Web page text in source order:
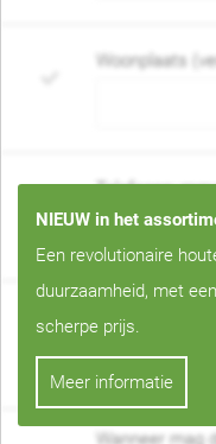
Woonplaats
E-mail adres
Wanneer mag
NIEUW in het
Een revolutionaire
duurzaamheid, met
scherpe prijs.
Meer informatie